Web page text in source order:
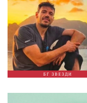
БГ ЗВЕЗДИ